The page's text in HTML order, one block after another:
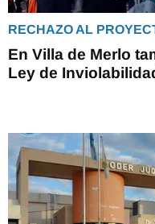
RECHAZO AL
En Villa de Merlo
Ley de